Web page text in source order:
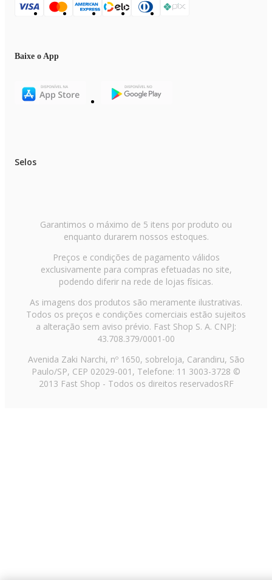
Baixe o App
Selos
Garantimos o máximo de 5 itens por produto ou
enquanto durarem nossos estoques.
Preços e condições de pagamento válidos
exclusivamente para compras efetuadas no site,
podendo diferir na rede de lojas físicas.
As imagens dos produtos são meramente ilustrativas.
Todos os preços e condições comerciais estão sujeitos
a alteração sem aviso prévio. Fast Shop S. A. CNPJ:
43.708.379/0001-00
Avenida Zaki Narchi, nº 1650, sobreloja, Carandiru, São
Paulo/SP, CEP 02029-001, Telefone: 11 3003-3728 ©
2013 Fast Shop - Todos os direitos reservadosRF